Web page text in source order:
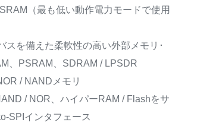
（最も低い動作電力モードで使用
スを備えた柔軟性の高い外部メモリ･
、PSRAM、SDRAM / LPSDR
/ NANDメモリ
/ NOR、ハイパーRAM / Flashをサ
SPIインタフェース